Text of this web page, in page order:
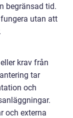
begränsad tid.
utan att
krav från
tar
och
och externa